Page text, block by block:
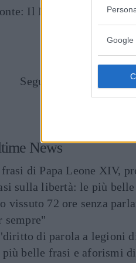
Google
Il Mattino.
Seguici anche su
News
frasi di Papa Leone XIV,
sulla libertà: le più
vissuto 72 ore senza
sempre"
di parola a legioni
più belle frasi e aforismi